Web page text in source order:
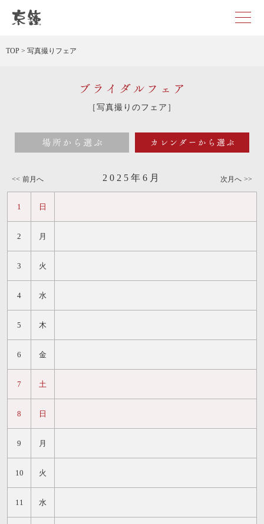
TOP > 写真撮りフェア
［写真撮りのフェア］
場所から選ぶ カレン
前月へ 2025年6月 次月へ
日
1
月
2
火
3
水
4
木
5
金
6
土
7
日
8
月
9
火
10
水
11